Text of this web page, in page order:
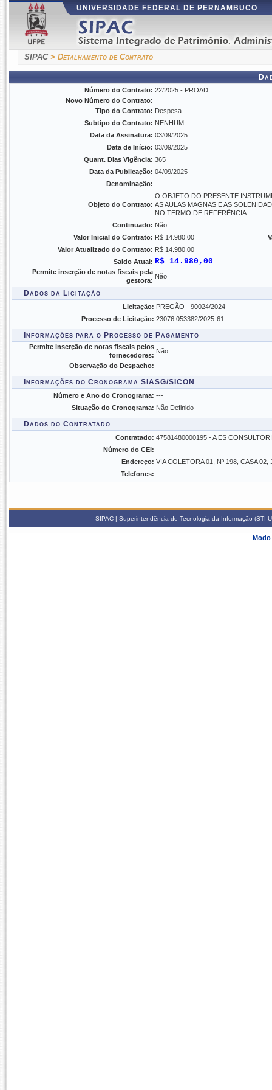
UNIVERSIDADE FEDERAL DE PERNAMBUCO
SIPAC> Detalhamento de Contrato
Número do Contrato: 22/2025 - PROAD
Novo Número do Contrato:
Tipo do Contrato: Despesa
Subtipo do Contrato: NENHUM
Data da Assinatura: 03/09/2025
Data de Início: 03/09/2025
Quant. Dias Vigência: 365
Data da Publicação: 04/09/2025
Denominação:
Objeto do Contrato:
O OBJETO DO PRESENTE
AS AULAS MAGNAS E AS
NO TERMO DE REFERÊNCIA.
Continuado: Não
Valor Inicial do Contrato: R$ 14.980,00
Valor Atualizado do Contrato: R$ 14.980,00
Saldo Atual: R$ 14.980,00
Permite inserção de notas fiscais pela
gestora:
Não
Dados da Licitação
Licitação: PREGÃO - 90024/2024
Processo de Licitação: 23076.053382/2025-61
Informações para o Processo de Pagamento
Permite inserção de notas fiscais pelos
fornecedores:
Não
Observação do Despacho: ---
Informações do Cronograma SIASG/SICON
Número e Ano do Cronograma: ---
Situação do Cronograma: Não Definido
Dados do Contratado
Contratado: 47581480000195 - A ES
Número do CEI: -
Endereço: VIA COLETORA 01, Nº 198, CASA 02,
Telefones: -
SIPAC | Superintendência de Tecnologia da Informação
Modo